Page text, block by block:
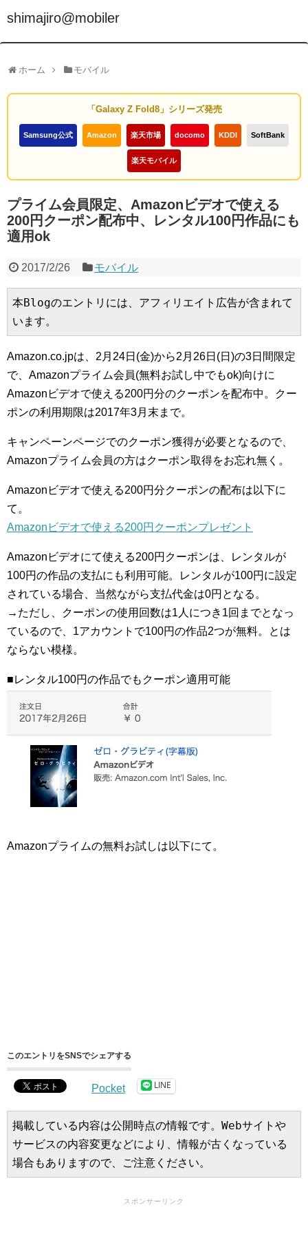
shimajiro@mobiler
ホーム モバイル
「Galaxy Z Fold8」シリーズ発売
Samsung公式 Amazon 楽天市場 docomo KDDI SoftBank
楽天モバイル
プライム会員限定、Amazonビデオで使える
200円クーポン配布中、レンタル100円作品にも
適用ok
2017/2/26 モバイル
本Blogのエントリには、アフィリエイト広告が含まれて
います。
Amazon.co.jpは、2月24日(金)から2月26日(日)の3日間限定
で、Amazonプライム会員(無料お試し中でもok)向けに
Amazonビデオで使える200円分のクーポンを配布中。クー
ポンの利用期限は2017年3月末まで。
キャンペーンページでのクーポン獲得が必要となるので、
Amazonプライム会員の方はクーポン取得をお忘れ無く。
Amazonビデオで使える200円分クーポンの配布は以下に
て。
Amazonビデオで使える200円クーポンプレゼント
Amazonビデオにて使える200円クーポンは、レンタルが
100円の作品の支払にも利用可能。レンタルが100円に設定
されている場合、当然ながら支払代金は0円となる。
→ただし、クーポンの使用回数は1人につき1回までとなっ
ているので、1アカウントで100円の作品2つが無料。とは
ならない模様。
■レンタル100円の作品でもクーポン適用可能
Amazonプライムの無料お試しは以下にて。
このエントリをSNSでシェアする
Pocket LINE
掲載している内容は公開時点の情報です。Webサイトや
サービスの内容変更などにより、情報が古くなっている
場合もありますので、ご注意ください。
スポンサーリンク